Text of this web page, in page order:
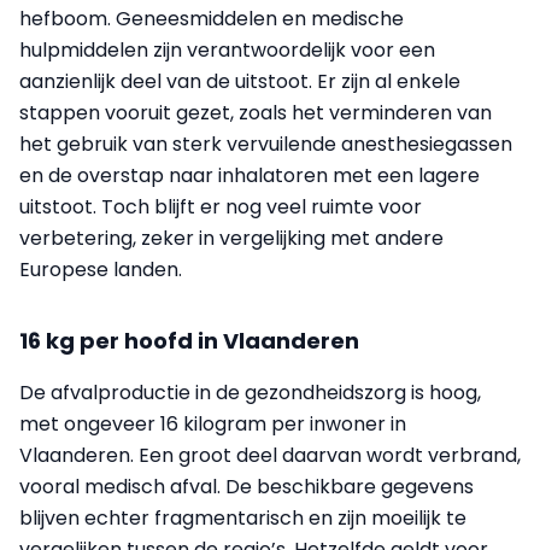
hefboom. Geneesmiddelen en medische
hulpmiddelen zijn verantwoordelijk voor een
aanzienlijk deel van de uitstoot. Er zijn al enkele
stappen vooruit gezet, zoals het verminderen van
het gebruik van sterk vervuilende anesthesiegassen
en de overstap naar inhalatoren met een lagere
uitstoot. Toch blijft er nog veel ruimte voor
verbetering, zeker in vergelijking met andere
Europese landen.
16 kg per hoofd in Vlaanderen
De afvalproductie in de gezondheidszorg is hoog,
met ongeveer 16 kilogram per inwoner in
Vlaanderen. Een groot deel daarvan wordt verbrand,
vooral medisch afval. De beschikbare gegevens
blijven echter fragmentarisch en zijn moeilijk te